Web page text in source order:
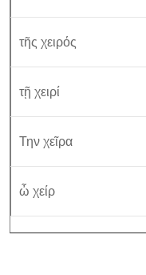
τῆς χειρός
τῇ χειρί
Την χεῖρα
ὦ χείρ